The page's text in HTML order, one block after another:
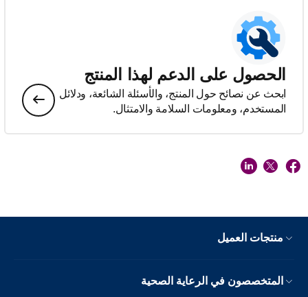
الحصول على الدعم لهذا المنتج
ابحث عن نصائح حول المنتج، والأسئلة الشائعة، ودلائل
المستخدم، ومعلومات السلامة والامتثال.
منتجات العميل
المتخصصون في الرعاية الصحية